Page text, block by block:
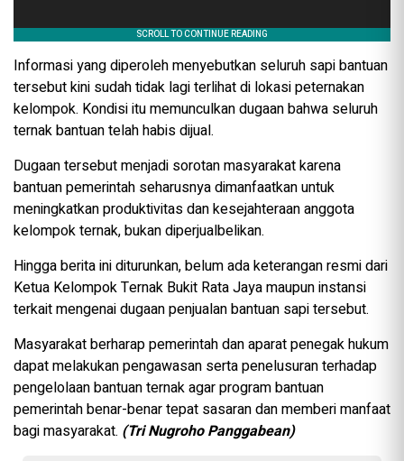
Informasi yang diperoleh menyebutkan seluruh sapi bantuan
tersebut kini sudah tidak lagi terlihat di lokasi peternakan
kelompok. Kondisi itu memunculkan dugaan bahwa seluruh
ternak bantuan telah habis dijual.
Dugaan tersebut menjadi sorotan masyarakat karena
bantuan pemerintah seharusnya dimanfaatkan untuk
meningkatkan produktivitas dan kesejahteraan anggota
kelompok ternak, bukan diperjualbelikan.
Hingga berita ini diturunkan, belum ada keterangan resmi dari
Ketua Kelompok Ternak Bukit Rata Jaya maupun instansi
terkait mengenai dugaan penjualan bantuan sapi tersebut.
Masyarakat berharap pemerintah dan aparat penegak hukum
dapat melakukan pengawasan serta penelusuran terhadap
pengelolaan bantuan ternak agar program bantuan
pemerintah benar-benar tepat sasaran dan memberi manfaat
bagi masyarakat. (Tri Nugroho Panggabean)